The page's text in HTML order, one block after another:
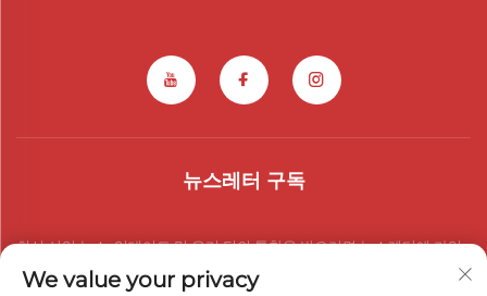
뉴스레터 구독
최신 산업 뉴스, 업데이트 및 우리 팀의 통찰을 받으려면 뉴스레터에 가입
하세요.
We value your privacy